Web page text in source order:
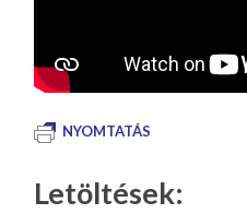
NYOMTATÁS
Letöltések: